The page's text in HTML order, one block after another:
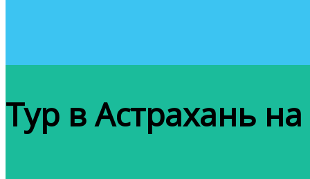
Тур в Астрахань